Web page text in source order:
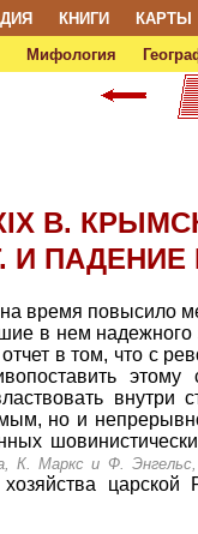
КНИГИ КАРТЫ
Мифология
В.
И
время повысило
в нем
отчет в том, что с
но и
К. Маркс и Ф.